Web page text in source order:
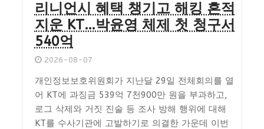
리니언시 혜택 챙기고 해킹 흔적
지운 KT…박윤영 체제 첫 청구서
540억
2026-08-07
개인정보보호위원회가 지난달 29일 전체회의를 열
어 KT에 과징금 539억 7천900만 원을 부과하고,
로그 삭제와 거짓 진술 등 조사 방해 행위에 대해
KT를 수사기관에 고발하기로 의결한 가운데 이번